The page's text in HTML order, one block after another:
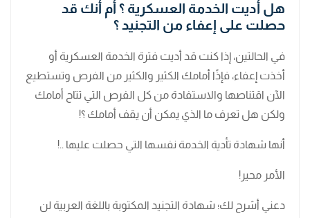
هل أديت الخدمة العسكرية ؟ أم أنك قد
حصلت على إعفاء من التجنيد ؟
في الحالتين، إذا كنت قد أديت فترة الخدمة العسكرية أو
أخذت إعفاء، فإذًا أمامك الكثير والكثير من الفرص وتستطيع
الآن اقتناصها والاستفادة من كل الفرص التي تتاح أمامك
ولكن هل تعرف ما الذي يمكن أن يقف أمامك ؟!
أنها شهادة تأدية الخدمة نفسها التي حصلت عليها ..!
الأمر محير!
دعني أشرح لك؛ شهادة التجنيد المكتوبة باللغة العربية لن